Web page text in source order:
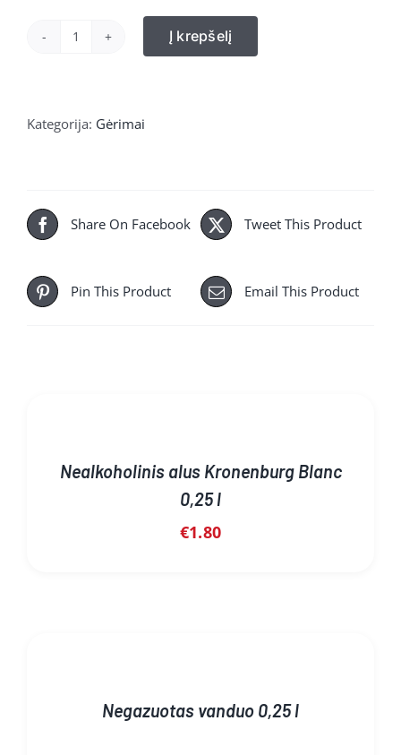
produkto
sultys
Į krepšelį
Kategorija: Gėrimai
Share On Facebook Tweet This Product
Pin This Product Email This Product
Nealkoholinis alus Kronenburg Blanc
0,25 l
€1.80
Negazuotas vanduo 0,25 l